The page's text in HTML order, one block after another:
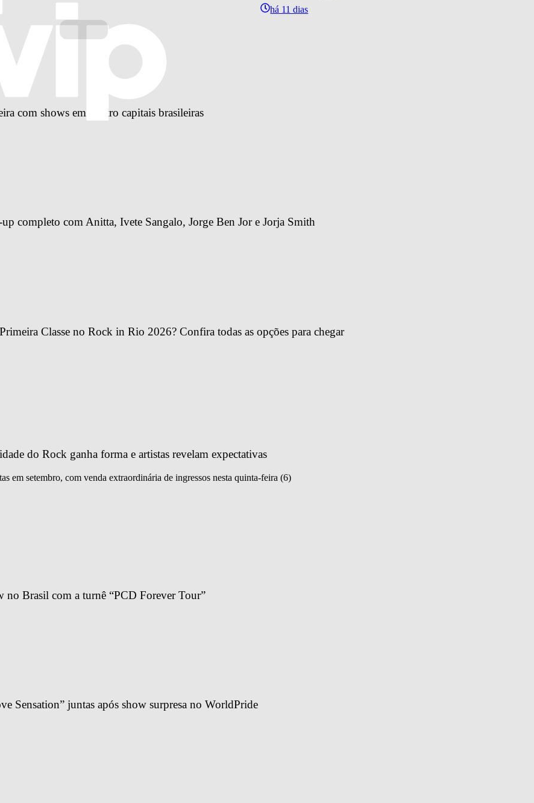
há 11 dias
com shows em quatro capitais brasileiras
completo com Anitta, Ivete Sangalo, Jorge Ben Jor e Jorja Smith
Classe no Rock in Rio 2026? Confira todas as opções para chegar
do Rock ganha forma e artistas revelam expectativas
em setembro, com venda extraordinária de ingressos nesta quinta-feira (6)
no Brasil com a turnê “PCD Forever Tour”
Sensation” juntas após show surpresa no WorldPride